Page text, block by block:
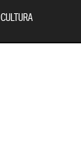
CULTURA